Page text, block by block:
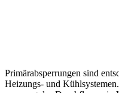
Primär­ab­sperrungen sind
Heizungs- und